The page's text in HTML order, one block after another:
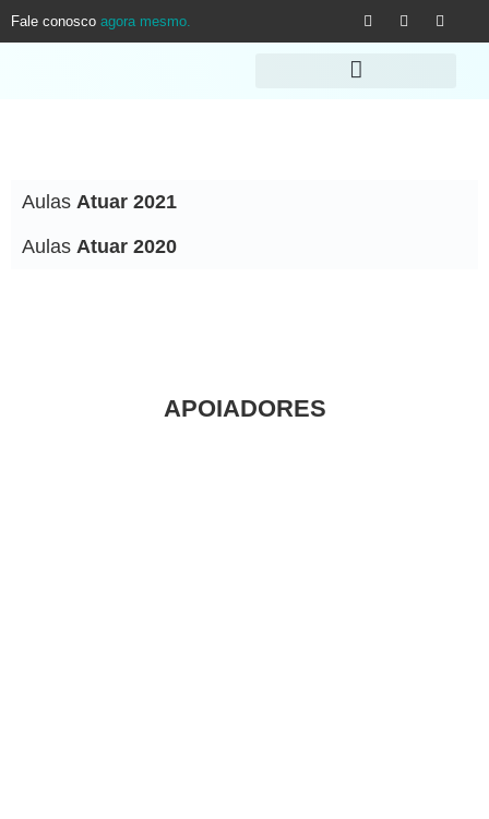
Fale conosco agora mesmo.
Aulas Atuar 2021
Aulas Atuar 2020
APOIADORES